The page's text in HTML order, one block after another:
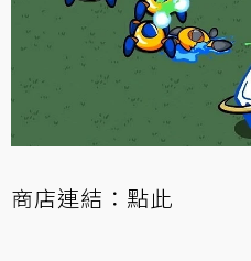
商店連結： 點此